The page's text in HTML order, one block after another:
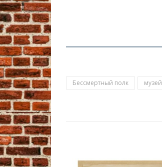
Бессмертный полк музей